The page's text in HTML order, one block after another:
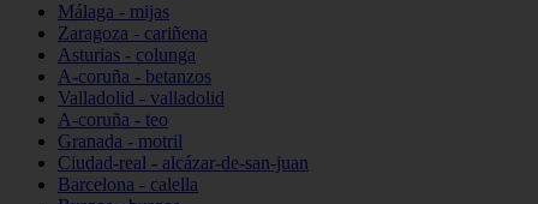
Málaga - mijas
Zaragoza - cariñena
Asturias - colunga
A-coruña - betanzos
Valladolid - valladolid
A-coruña - teo
Granada - motril
Ciudad-real - alcázar-de-san-juan
Barcelona - calella